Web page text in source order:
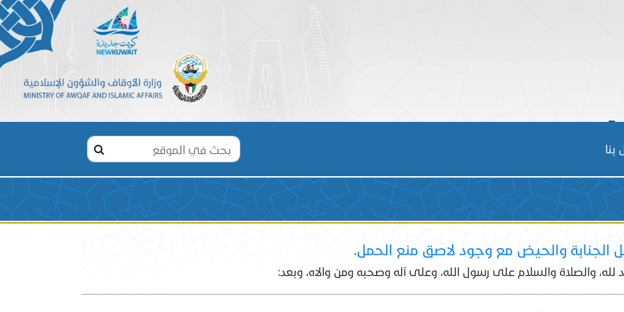
بنا
الجنابة والحيض مع وجود لاصق منع الحمل.
لله، والصلاة والسلام على رسول الله، وعلى آله وصحبه ومن والاه، وبعد: